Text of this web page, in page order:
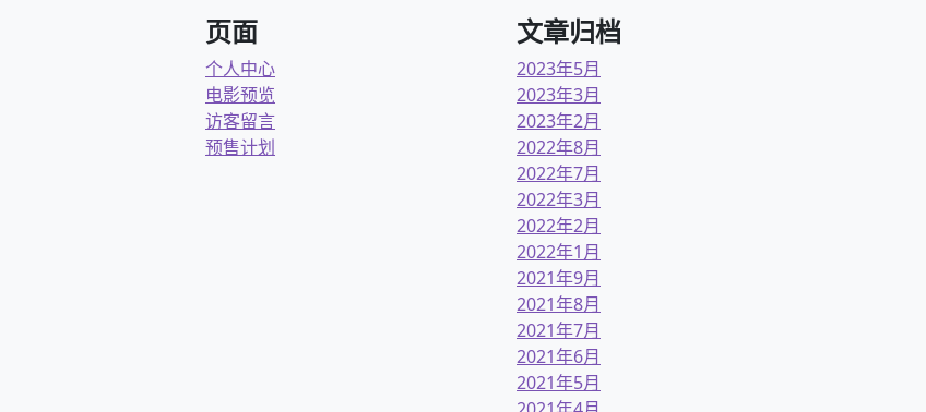
页面
个人中心
电影预览
访客留言
预售计划
文章归档
2023年5月
2023年3月
2023年2月
2022年8月
2022年7月
2022年3月
2022年2月
2022年1月
2021年9月
2021年8月
2021年7月
2021年6月
2021年5月